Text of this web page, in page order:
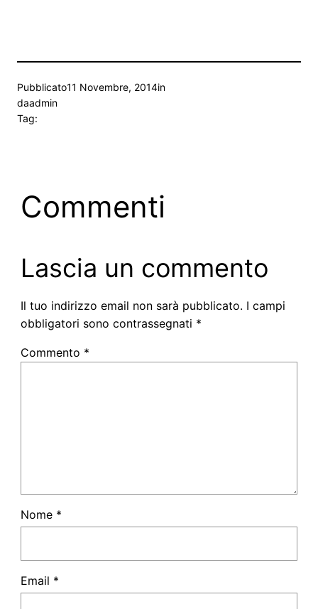
Pubblicato11 Novembre, 2014in
daadmin
Tag:
Commenti
Lascia un commento
Il tuo indirizzo email non sarà pubblicato. I campi
obbligatori sono contrassegnati *
Commento *
Nome *
Email *